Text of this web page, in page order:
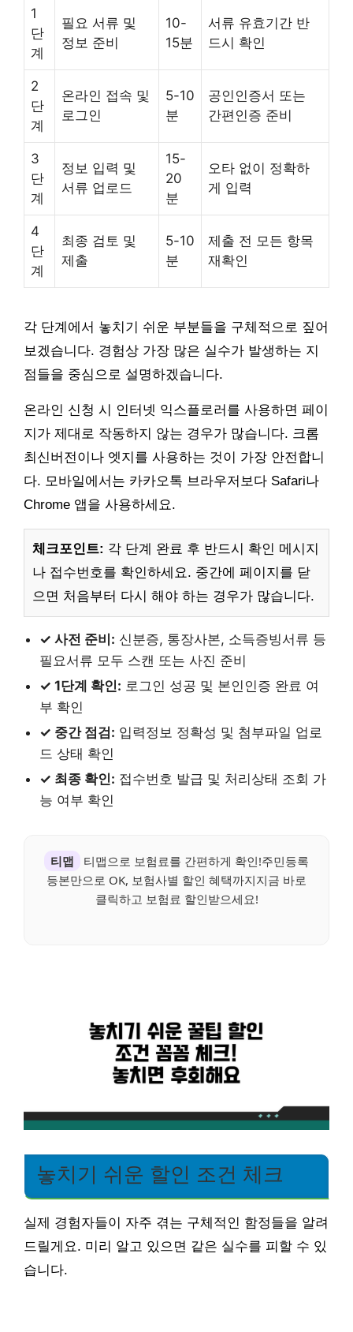
1
단
계
필요 서류 및
정보 준비
10-
15분
서류 유효기간 반
드시 확인
2
단
계
온라인 접속 및
로그인
5-10
분
공인인증서 또는
간편인증 준비
3
단
계
정보 입력 및
서류 업로드
15-
20
분
오타 없이 정확하
게 입력
4
단
계
최종 검토 및
제출
5-10
분
제출 전 모든 항목
재확인
각 단계에서 놓치기 쉬운 부분들을 구체적으로 짚어
보겠습니다. 경험상 가장 많은 실수가 발생하는 지
점들을 중심으로 설명하겠습니다.
온라인 신청 시 인터넷 익스플로러를 사용하면 페이
지가 제대로 작동하지 않는 경우가 많습니다. 크롬
최신버전이나 엣지를 사용하는 것이 가장 안전합니
다. 모바일에서는 카카오톡 브라우저보다 Safari나
Chrome 앱을 사용하세요.
체크포인트: 각 단계 완료 후 반드시 확인 메시지
나 접수번호를 확인하세요. 중간에 페이지를 닫
으면 처음부터 다시 해야 하는 경우가 많습니다.
✓ 사전 준비: 신분증, 통장사본, 소득증빙서류 등
필요서류 모두 스캔 또는 사진 준비
✓ 1단계 확인: 로그인 성공 및 본인인증 완료 여
부 확인
✓ 중간 점검: 입력정보 정확성 및 첨부파일 업로
드 상태 확인
✓ 최종 확인: 접수번호 발급 및 처리상태 조회 가
능 여부 확인
티맵
티맵으로 보험료를 간편하게 확인!주민등록
등본만으로 OK, 보험사별 할인 혜택까지지금 바로
클릭하고 보험료 할인받으세요!
놓치기 쉬운 할인 조건 체크
실제 경험자들이 자주 겪는 구체적인 함정들을 알려
드릴게요. 미리 알고 있으면 같은 실수를 피할 수 있
습니다.